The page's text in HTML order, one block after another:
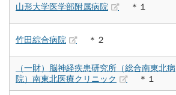
山形大学医学部附属病院 ＊１
竹田綜合病院 ＊２
（一財）脳神経疾患研究所（総合南東北病
院）南東北医療クリニック
＊１